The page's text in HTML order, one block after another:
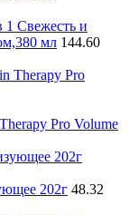
Свежесть и
мл 144.60
Pro Volume
202г 48.32